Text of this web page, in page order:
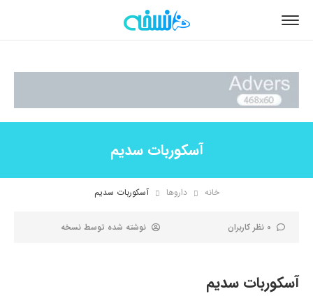
آسکوربات سدیم
خانه داروها آسکوربات سدیم
0 نظر کاربران نوشته شده توسط نسخه
آسکوربات سدیم